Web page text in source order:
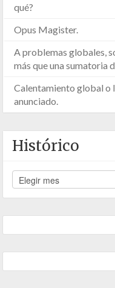
qué?
Opus Magister.
A problemas globales,
más que una sumatoria
Calentamiento global o
anunciado.
Histórico